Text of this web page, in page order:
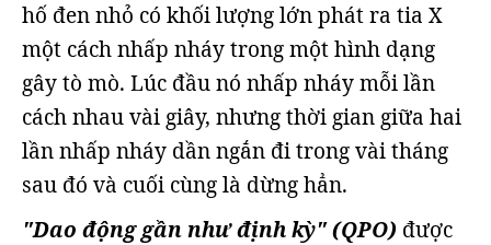
hố đen nhỏ có khối lượng lớn phát ra tia X
một cách nhấp nháy trong một hình dạng
gây tò mò. Lúc đầu nó nhấp nháy mỗi lần
cách nhau vài giây, nhưng thời gian giữa hai
lần nhấp nháy dần ngắn đi trong vài tháng
sau đó và cuối cùng là dừng hẳn.
"Dao động gần như định kỳ" (QPO) được